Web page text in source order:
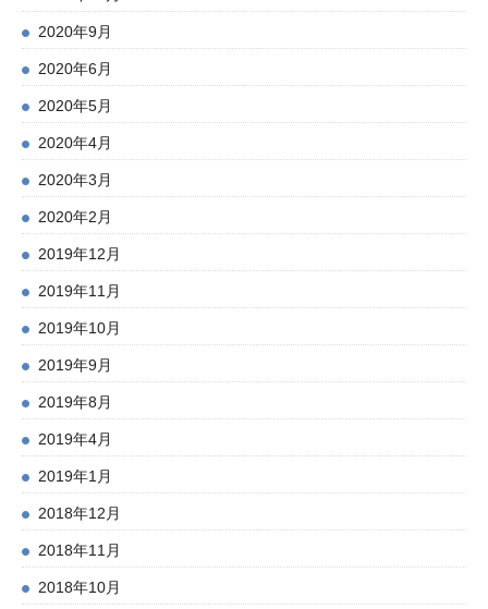
2020年9月
2020年6月
2020年5月
2020年4月
2020年3月
2020年2月
2019年12月
2019年11月
2019年10月
2019年9月
2019年8月
2019年4月
2019年1月
2018年12月
2018年11月
2018年10月